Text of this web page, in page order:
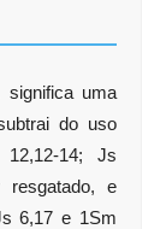
significa uma
do uso
14; Js
resgatado, e
6,17 e 1Sm